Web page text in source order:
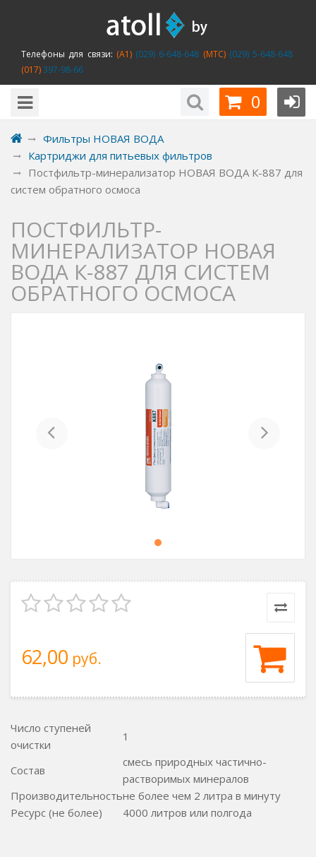
Телефоны для связи: (A1)(029) 6-648-648 (MTC)(029) 5-648-648
(017)397-98-66
0
Фильтры НОВАЯ ВОДА
Картриджи для питьевых фильтров
Постфильтр-минерализатор НОВАЯ ВОДА К-887 для
систем обратного осмоса
ПОСТФИЛЬТР-
МИНЕРАЛИЗАТОР НОВАЯ
ВОДА К-887 ДЛЯ СИСТЕМ
ОБРАТНОГО ОСМОСА
62,00 руб.
Число ступеней
очистки
1
Состав
смесь природных частично-
растворимых минералов
Производительностьне более чем 2 литра в минуту
Ресурс (не более)
4000 литров или полгода